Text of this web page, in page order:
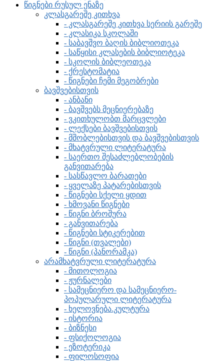
წიგნები რუსულ ენაზე
კლასგარეშე კითხვა
- კლასგარეშე კითხვა სერიის გარეშე
- კლასიკა სკოლაში
- საბავშვო ბაღის ბიბლიოთეკა
- საწყისი კლასების ბიბლიოტეკა
- სკოლის ბიბლეოთეკა
- ქრესტომატია
- წიგნები ჩემი მეგობრები
ბავშვებისთვის
- ანბანი
- ბავშვებს მეცნიერებაზე
- ვკითხულობთ მარცვლები
- ლექსები ბავშვებისთვის
- მშობლებისთვის და ბავშვებისთვის
- მხატვრული ლიტერატურა
- საერთო შესაძლებლობების
განვითარება
- სასწავლო ბარათები
- ყველაზე პატარებისთვის
- წიგნები სქელი ყდით
- ხმოვანი წიგნები
- წიგნი ბროშურა
- განვითარება
- წიგნები სტიკერებით
- წიგნი (თვალები)
- წიგნი (პანორამკა)
არამხატვრული ლიტერატურა
- მითოლოგია
- ჟურნალები
- სამეცნიერო და სამეცნიერო-
პოპულარული ლიტერატურა
- ხელოვნება.კულტურა
- ისტორია
- ბიზნესი
- ფსიქოლოგია
- ეზოტერიკა
- ფილოსოფია